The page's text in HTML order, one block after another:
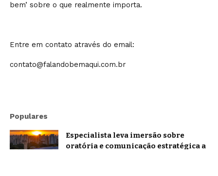
bem’ sobre o que realmente importa.
Entre em contato através do email:
contato@falandobemaqui.com.br
Populares
Especialista leva imersão sobre
oratória e comunicação estratégica a